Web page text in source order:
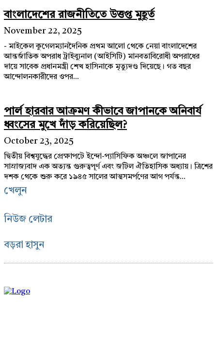
বাংলাদেশের রাজনীতিতে উত্তপ্ত মুহূর্ত
November 22, 2025
- মাইকেল কুগেলম্যানদৈনিক প্রথম আলো থেকে নেয়া বাংলাদেশের
আন্তর্জাতিক অপরাধ ট্রাইব্যুনাল (আইসিটি) মানবতাবিরোধী অপরাধের
দায়ে সাবেক প্রধানমন্ত্রী শেখ হাসিনাকে মৃত্যুদণ্ড দিয়েছে। গত বছর
আন্দোলনকারীদের ওপর...
পার্ল হারবার আক্রমণ কীভাবে জাপানকে অনিবার্য
ধ্বংসের মুখে দাঁড় করিয়েছিল?
October 23, 2025
দ্বিতীয় বিশ্বযুদ্ধের প্রেক্ষাপটে ইন্দো-প্যাসিফিক অঞ্চলে জাপানের
সাম্রাজ্যবাদ এক অত্যন্ত গুরুত্বপূর্ণ এবং জটিল ঐতিহাসিক অধ্যায়। ত্রিশের
দশক থেকে শুরু করে ১৯৪৫ সালের আত্মসমর্পণের আগ পর্যন্ত...
খেলুন
নিউজ লেটার
বড়রা হাসুন